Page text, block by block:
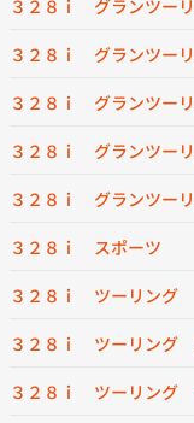
３２８ｉ グランツー
３２８ｉ グランツー
３２８ｉ グランツー
３２８ｉ グランツー
３２８ｉ グランツー
３２８ｉ スポーツ
３２８ｉ ツーリング
３２８ｉ ツーリング
３２８ｉ ツーリング